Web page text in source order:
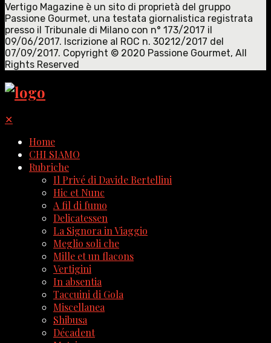
Vertigo Magazine è un sito di proprietà del gruppo
Passione Gourmet, una testata giornalistica registrata
presso il Tribunale di Milano con n° 173/2017 il
09/06/2017. Iscrizione al ROC n. 30212/2017 del
07/09/2017. Copyright © 2020 Passione Gourmet, All
Rights Reserved
✕
Home
CHI SIAMO
Rubriche
Il Privé di Davide Bertellini
Hic et Nunc
A fil di fumo
Delicatessen
La Signora in Viaggio
Meglio soli che
Mille et un flacons
Vertigini
In absentia
Taccuini di Gola
Miscellanea
Shibusa
Décadent